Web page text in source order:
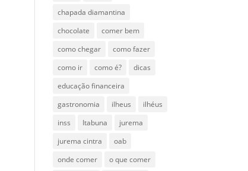
chapada diamantina
chocolate
comer bem
como chegar
como fazer
como ir
como é?
dicas
educação financeira
gastronomia
ilheus
ilhéus
inss
Itabuna
jurema
jurema cintra
oab
onde comer
o que comer